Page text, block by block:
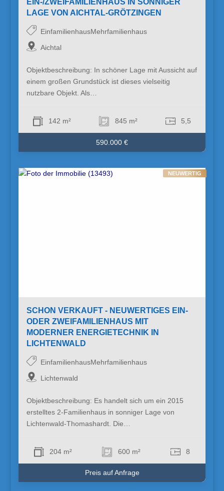
EIN-/ZWEIFAMILIENHAUS IN SONNIGER
LAGE VON AICHTAL-GRÖTZINGEN
EinfamilienhausMehrfamilienhaus
Aichtal
Objektbeschreibung: In schöner Lage mit Aussicht auf
einem großen Grundstück ist dieses vielseitig
nutzbare Objekt. Als…
142 m² 845 m² 5,5
590.000 €
SCHON VERKAUFT - NEUWERTIGES EIN-
ODER ZWEIFAMILIENHAUS MIT
MODERNER ENERGIETECHNIK IN
LICHTENWALD
EinfamilienhausMehrfamilienhaus
Lichtenwald
Objektbeschreibung: Es handelt sich um ein 2015
erstelltes 2-Familienhaus in sonniger Lage von
Lichtenwald-Thomashardt. Die…
204 m² 600 m² 8
Preis auf Anfrage
NEUWERTIG